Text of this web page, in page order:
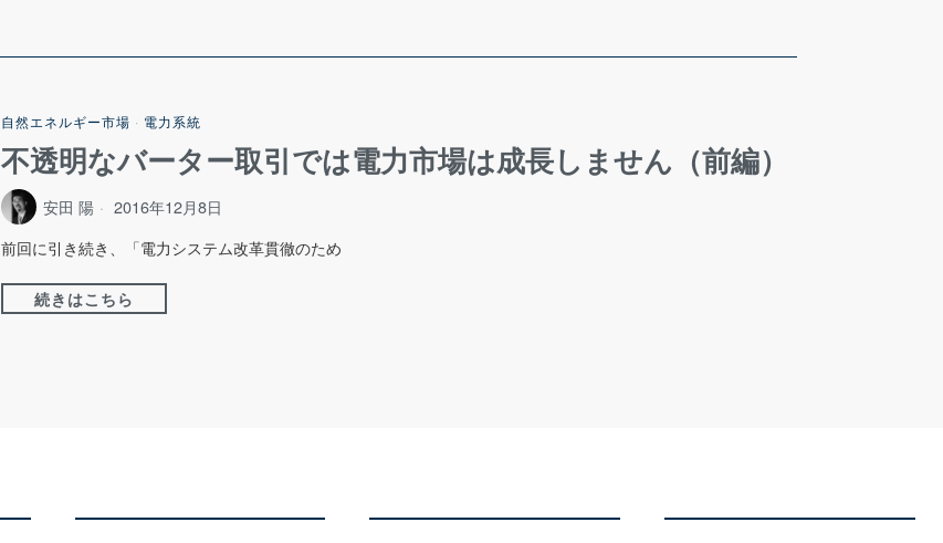
自然エネルギー市場 · 電力系統
不透明なバーター取引では電力市場は成長しません（前編）
安田 陽 2016年12月8日
前回に引き続き、「電力システム改革貫徹のため
続きはこちら